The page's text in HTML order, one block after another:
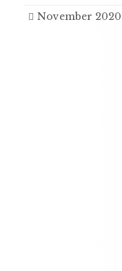
November 2020